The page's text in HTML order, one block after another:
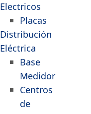
Electricos
Placas
Distribución
Eléctrica
Base
Medidor
Centros
de